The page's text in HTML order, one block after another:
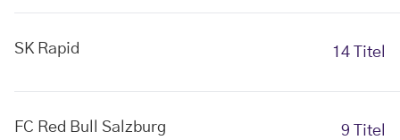
SK Rapid 14 Titel
FC Red Bull Salzburg 9 Titel